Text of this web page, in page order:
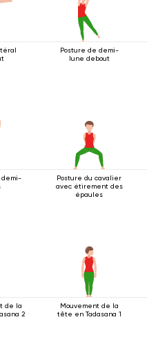
Posture de demi-
lune debout
demi-
Posture du cavalier
avec étirement des
épaules
de la
2
Mouvement de la
tête en Tadasana 1